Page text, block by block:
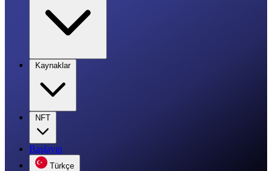
Kaynaklar
NFT
Başlayın
Türkçe